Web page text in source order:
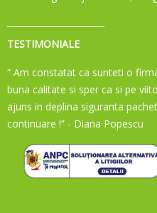
TESTIMONIALE
“ Am constatat ca sunteti o
buna calitate si sper ca si pe
ajuns in deplina siguranta
continuare !” - Diana Popescu